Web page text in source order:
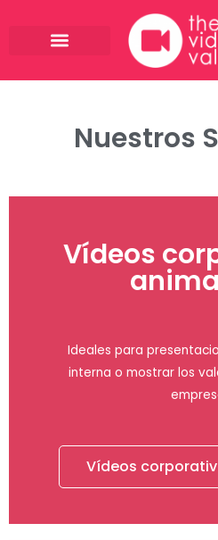
Nuestros
Vídeos
Ideales para
interna o mostrar los
Vídeos